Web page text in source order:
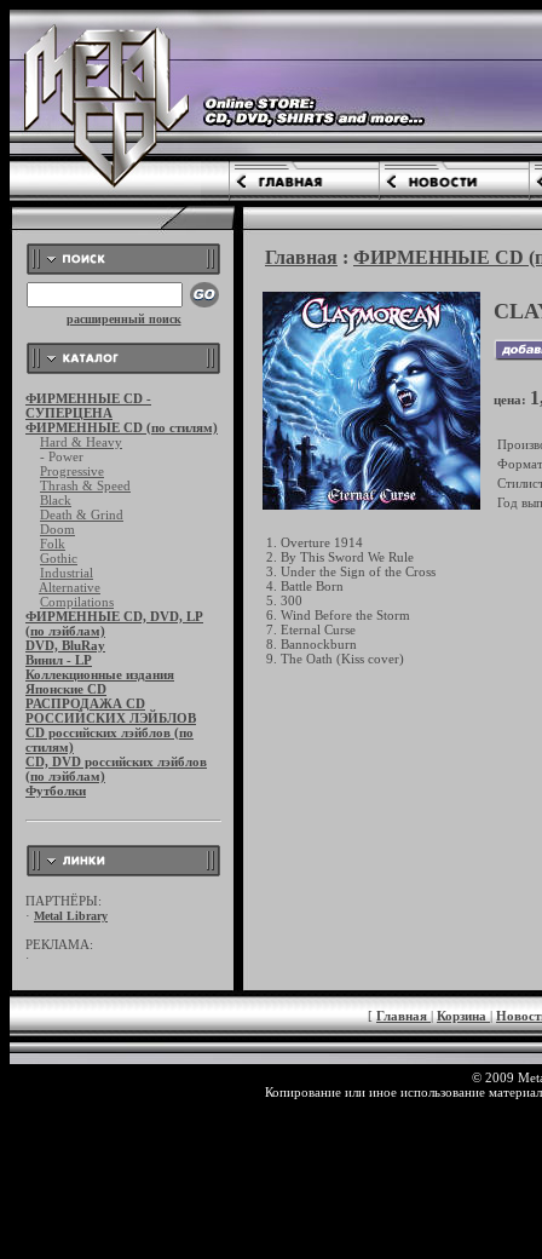
расширенный поиск
ФИРМЕННЫЕ CD -
СУПЕРЦЕНА
ФИРМЕННЫЕ CD (по стилям)
Hard & Heavy
- Power
Progressive
Thrash & Speed
Black
Death & Grind
Doom
Folk
Gothic
Industrial
Alternative
Compilations
ФИРМЕННЫЕ CD, DVD, LP
(по лэйблам)
DVD, BluRay
Винил - LP
Коллекционные издания
Японские CD
РАСПРОДАЖА CD
РОССИЙСКИХ ЛЭЙБЛОВ
CD российских лэйблов (по
стилям)
CD, DVD российских лэйблов
(по лэйблам)
Футболки
ПАРТНЁРЫ:
· Metal Library
РЕКЛАМА:
·
Главная : ФИРМЕННЫЕ CD
цена:
Год
1. Overture 1914
2. By This Sword We Rule
3. Under the Sign of the Cross
4. Battle Born
5. 300
6. Wind Before the Storm
7. Eternal Curse
8. Bannockburn
9. The Oath (Kiss cover)
[ Главная | Корзина |
© 2009
Копирование или иное использование